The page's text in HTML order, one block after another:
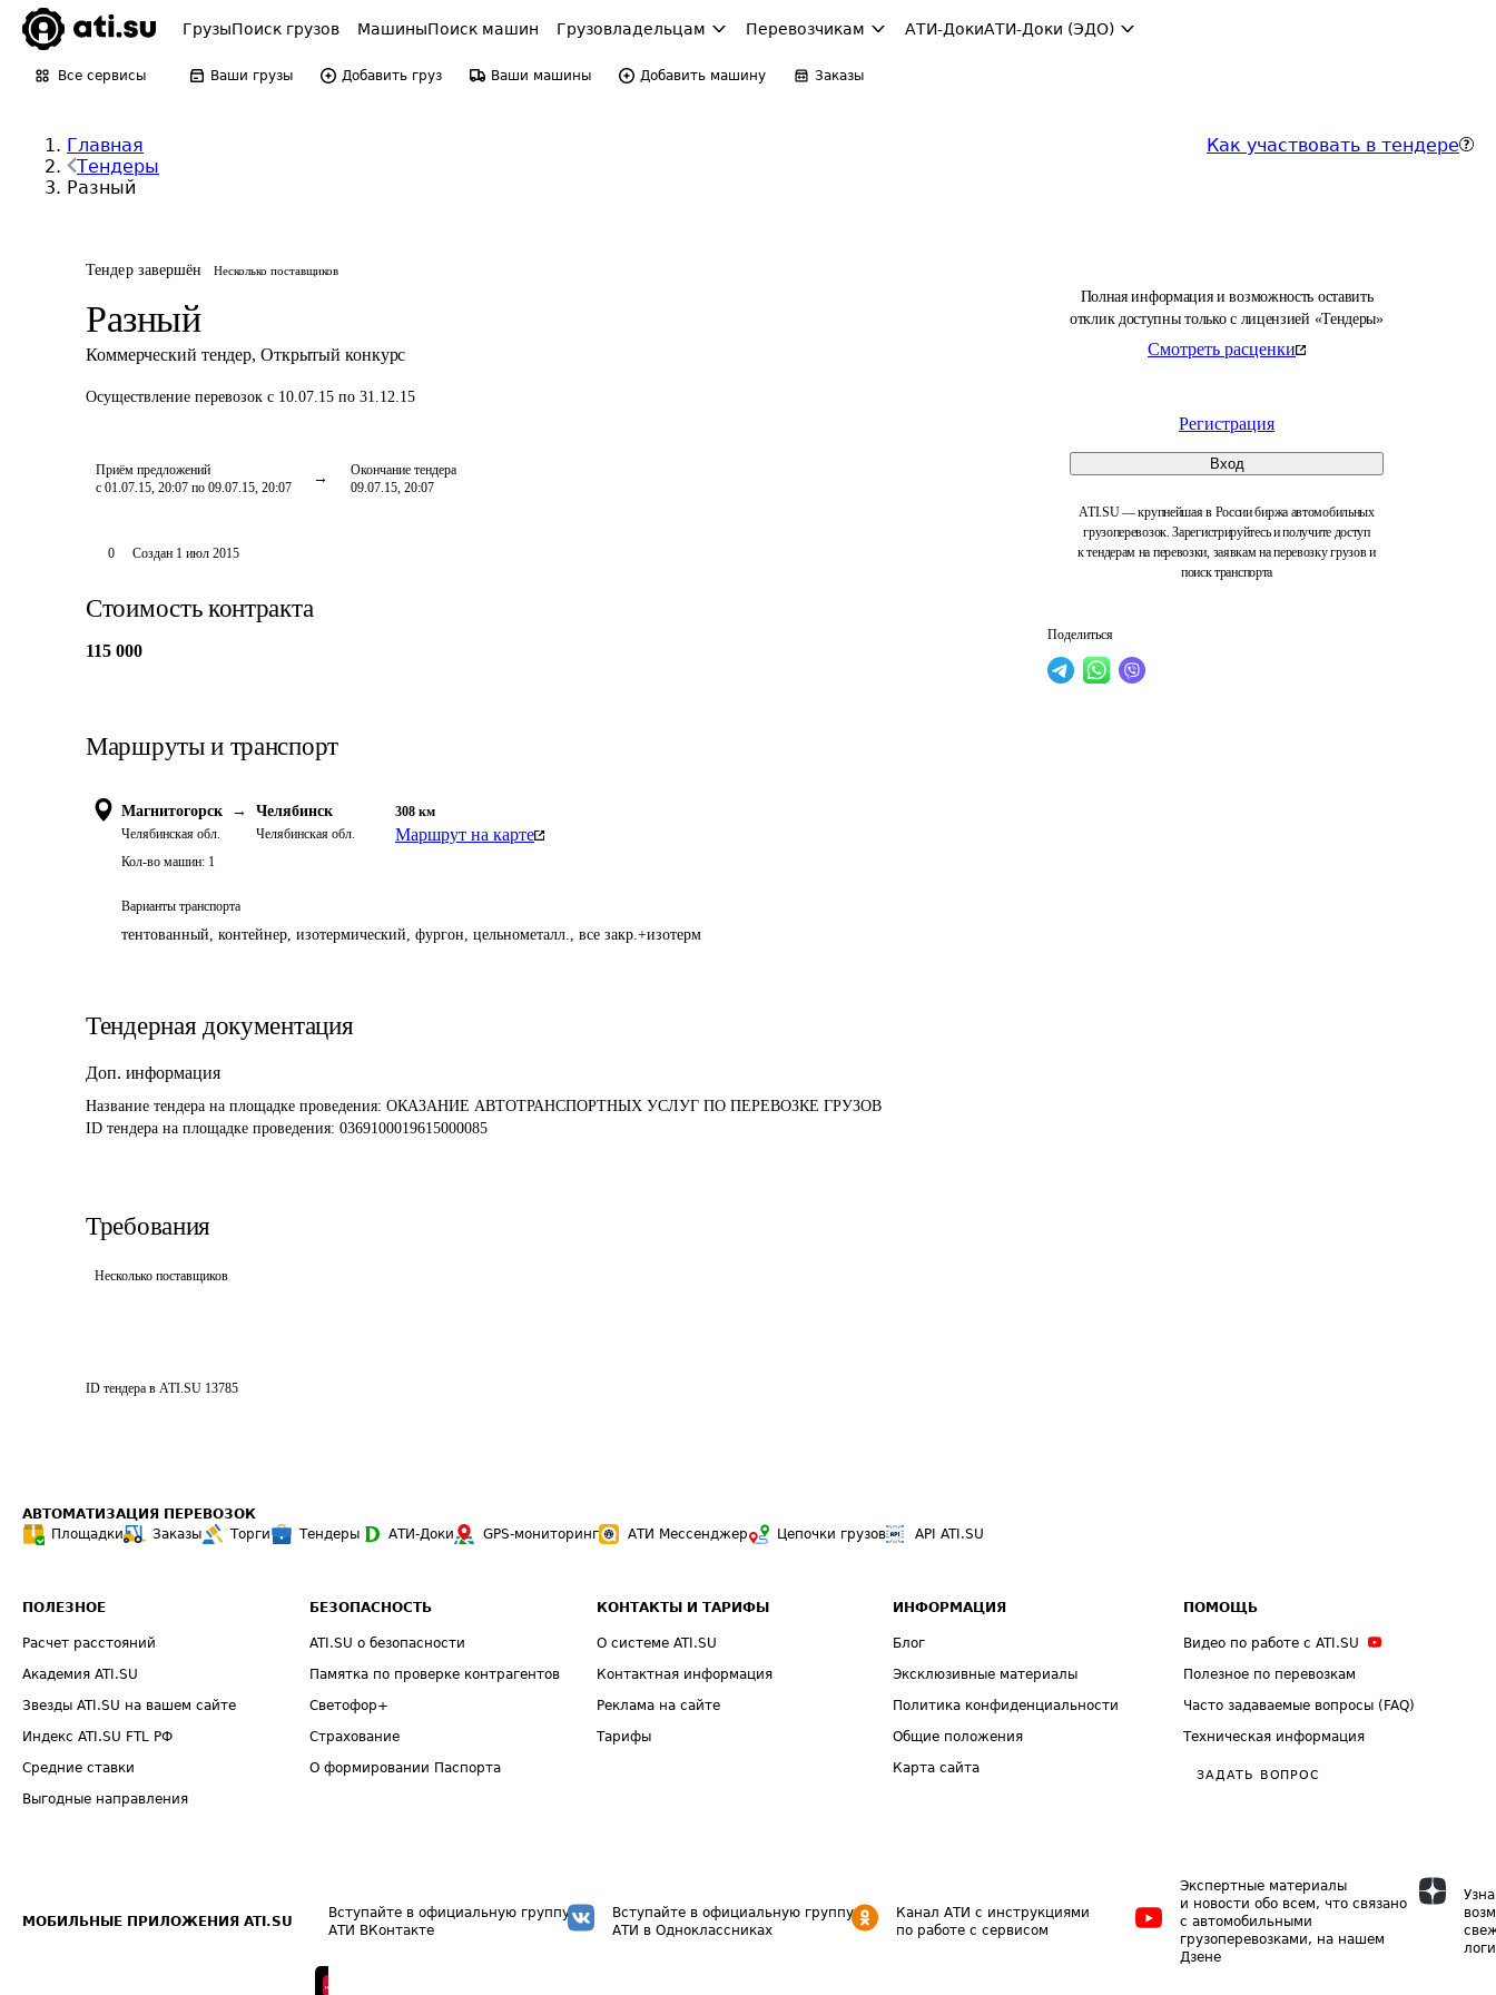
ГрузыПоиск грузов МашиныПоиск машин Грузовладельцам Перевозчикам АТИ-ДокиАТИ-Доки (ЭДО)
Все сервисы Ваши грузы Добавить груз Ваши машины Добавить машину Заказы
Главная
Тендеры
Разный
Как участвовать в тендере
Тендер завершён Несколько поставщиков
Разный
Коммерческий тендер, Открытый конкурс
Осуществление перевозок с 10.07.15 по 31.12.15
Приём предложений
с 01.07.15, 20:07 по 09.07.15, 20:07
Окончание тендера
09.07.15, 20:07
Полная информация и возможность оставить
отклик доступны только с лицензией «Тендеры»
Смотреть расценки
Регистрация
Вход
ATI.SU — крупнейшая в России биржа автомобильных
грузоперевозок. Зарегистрируйтесь и получите доступ
к тендерам на перевозки, заявкам на перевозку грузов и
поиск транспорта
Поделиться
0 Создан 1 июл 2015
Стоимость контракта
115 000
Маршруты и транспорт
Магнитогорск →
Челябинская обл.
Челябинск
Челябинская обл.
308 км
Маршрут на карте
Кол-во машин: 1
Варианты транспорта
тентованный, контейнер, изотермический, фургон, цельнометалл., все закр.+изотерм
Тендерная документация
Доп. информация
Название тендера на площадке проведения: ОКАЗАНИЕ АВТОТРАНСПОРТНЫХ УСЛУГ ПО ПЕРЕВОЗКЕ ГРУЗОВ
ID тендера на площадке проведения: 0369100019615000085
Требования
Несколько поставщиков
ID тендера в ATI.SU 13785
АВТОМАТИЗАЦИЯ ПЕРЕВОЗОК
Площадки
Заказы Торги Тендеры АТИ-Доки GPS-мониторинг АТИ Мессенджер Цепочки грузов API ATI.SU
ПОЛЕЗНОЕ
Расчет расстояний
Академия ATI.SU
Звезды ATI.SU на вашем сайте
Индекс ATI.SU FTL РФ
Средние ставки
Выгодные направления
БЕЗОПАСНОСТЬ
ATI.SU о безопасности
Памятка по проверке контрагентов
Светофор+
Страхование
О формировании Паспорта
КОНТАКТЫ И ТАРИФЫ
О системе ATI.SU
Контактная информация
Реклама на сайте
Тарифы
ИНФОРМАЦИЯ
Блог
Эксклюзивные материалы
Политика конфиденциальности
Общие положения
Карта сайта
ПОМОЩЬ
Видео по работе с ATI.SU
Полезное по перевозкам
Часто задаваемые вопросы (FAQ)
Техническая информация
ЗАДАТЬ ВОПРОС
МОБИЛЬНЫЕ ПРИЛОЖЕНИЯ ATI.SU
Вступайте в официальную группу
АТИ ВКонтакте
Вступайте в официальную группу
АТИ в Одноклассниках
Канал АТИ с инструкциями
по работе с сервисом
Экспертные материалы
и новости обо всем, что связано
с автомобильными
грузоперевозками, на нашем
Дзене